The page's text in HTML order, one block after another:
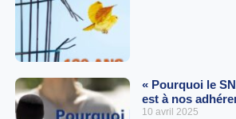
« Pourquoi le
est à nos
10 avril 2025